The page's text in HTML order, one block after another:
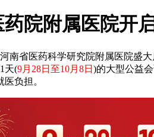
院附属医院开
省医药科学研究院附属医院盛大
天(9月28日至10月8日 )的大型公益
负担。